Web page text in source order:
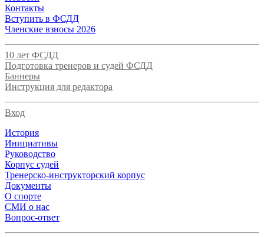
Контакты
Вступить в ФСДД
Членские взносы 2026
10 лет ФСДД
Подготовка тренеров и судей ФСДД
Баннеры
Инструкция для редактора
Вход
История
Инициативы
Руководство
Корпус судей
Тренерско-инструкторский корпус
Документы
О спорте
СМИ о нас
Вопрос-ответ